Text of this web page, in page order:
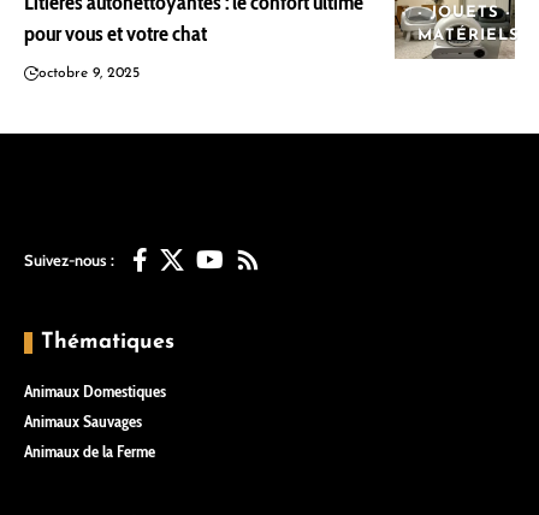
- JOUETS -
MATÉRIELS
pour vous et votre chat
octobre 9, 2025
Suivez-nous :
Thématiques
Animaux Domestiques
Animaux Sauvages
Animaux de la Ferme